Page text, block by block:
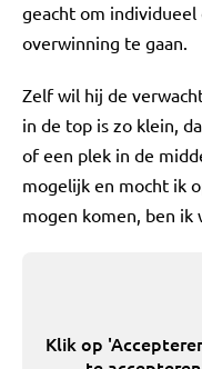
geacht om
overwinning te gaan.
Zelf wil hij de
in de top is zo klein,
of een plek in de
mogelijk en mocht ik
mogen komen, ben ik
Klik op